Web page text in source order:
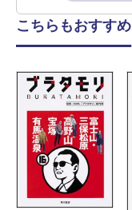
こちらもおすすめ